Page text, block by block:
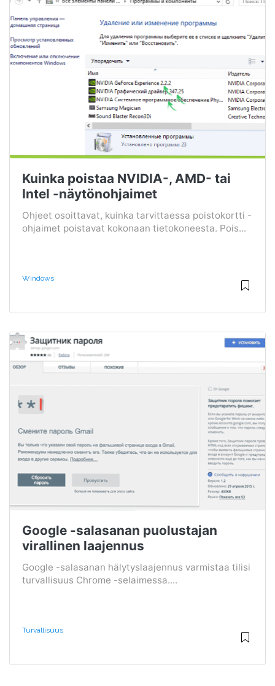
Kuinka poistaa NVIDIA-, AMD- tai
Intel -näytönohjaimet
Ohjeet osoittavat, kuinka tarvittaessa poistokortti -
ohjaimet poistavat kokonaan tietokoneesta. Pois...
Windows
Google -salasanan puolustajan
virallinen laajennus
Google -salasanan hälytyslaajennus varmistaa tilisi
turvallisuus Chrome -selaimessa....
Turvallisuus